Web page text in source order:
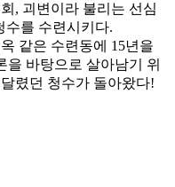
, 괴변이라 불리는 선심
수를 수련시키다.
같은 수련동에 15년을
을 바탕으로 살아남기 위
렸던 청수가 돌아왔다!